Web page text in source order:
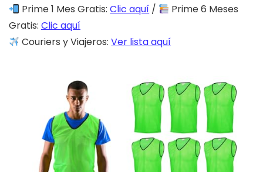
Prime 1 Mes Gratis:Clic aquí /
Prime 6 Meses
Gratis: Clic aquí
Couriers y Viajeros:Ver lista aquí